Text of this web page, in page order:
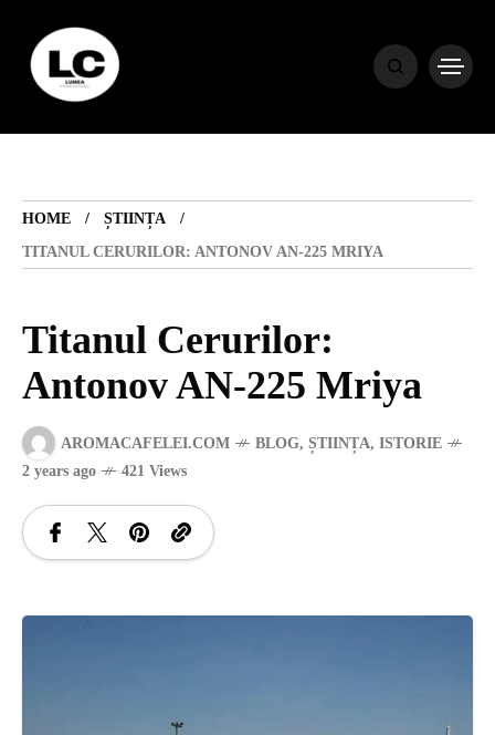
HOME
ȘTIINȚA
TITANUL CERURILOR: ANTONOV AN-225 MRIYA
Titanul Cerurilor:
Antonov AN-225 Mriya
AROMACAFELEI.COM BLOG, ȘTIINȚA, ISTORIE
2 years ago
421 Views
HOME
BLOG
HOROSCOP
ENGLISH
CONTENT
TRAVEL
SANATATE
SI
INGRIJIRE